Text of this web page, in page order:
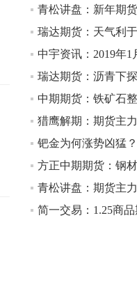
10:43
【行情】芝加哥11
月玉米期货跌1%。
10:43
【行情】油脂油料
2.5%，棕榈油涨近
10:17
【研报精选】国内
油期货走势预测
瑞达期货：沥青下
中期期货：铁矿石
猎鹰解期：期货主
钯金为何涨势凶猛
简一交易：1.25商